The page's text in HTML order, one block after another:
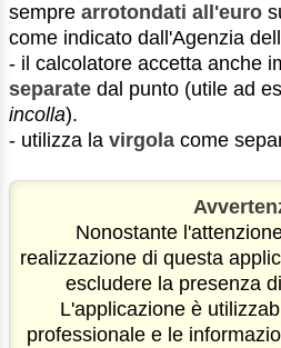
sempre arrotondati all'euro
come indicato dall'Agenzia
- il calcolatore accetta anche
separate dal punto (utile ad
incolla).
- utilizza la virgola come
Nonostante
realizzazione di questa
escludere la presenza
L'applicazione è
professionale e le